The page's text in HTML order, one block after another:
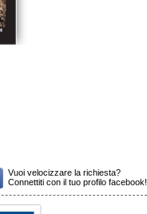
Vuoi velocizzare la richiesta?
Connettiti con il tuo profilo facebook!